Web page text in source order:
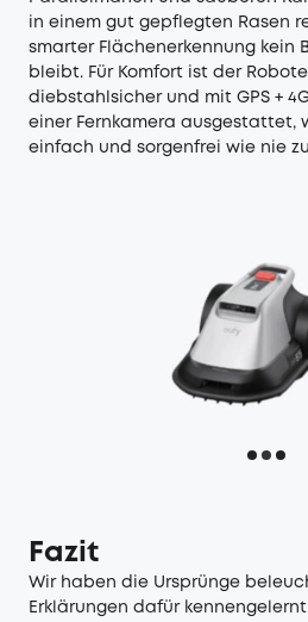
in einem gut gepflegten Rasen
smarter Flächenerkennung kein
bleibt. Für Komfort ist der
diebstahlsicher und mit GPS +
einer Fernkamera ausgestattet,
einfach und sorgenfrei wie nie
Fazit
Wir haben die Ursprünge
Erklärungen dafür